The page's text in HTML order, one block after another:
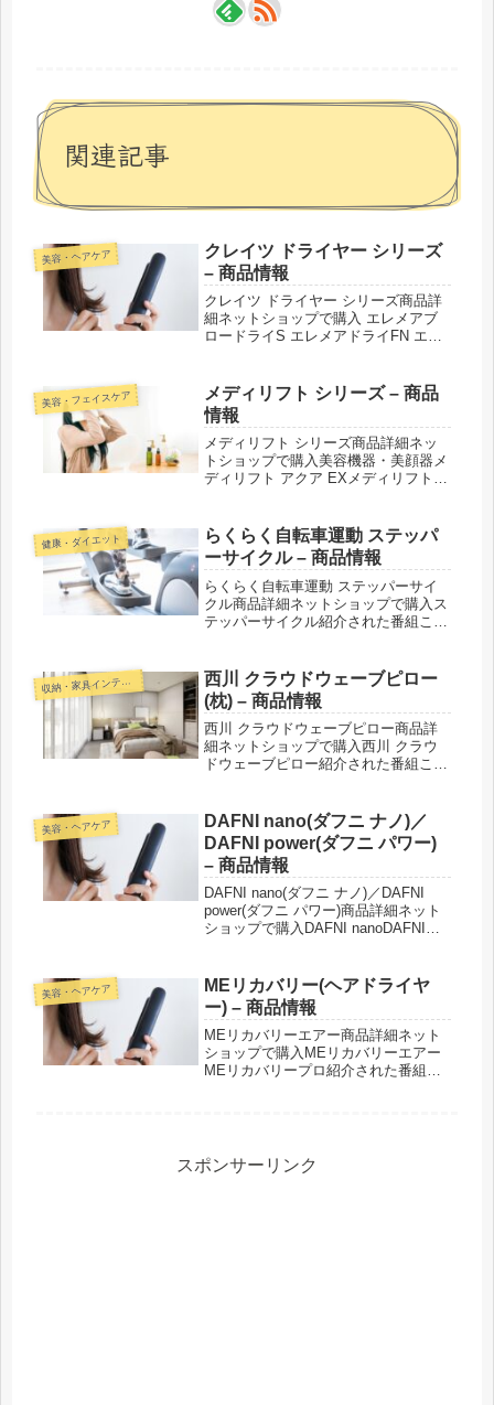
関連記事
美容・ヘアケア
クレイツ ドライヤー シリーズ
– 商品情報
クレイツ ドライヤー シリーズ商品詳
細ネットショップで購入 エレメアブ
ロードライS エレメアドライFN エレ
おススメ！
美容・フェイスケア
メディリフト シリーズ – 商品
情報
メディリフト シリーズ商品詳細ネッ
トショップで購入美容機器・美顔器メ
ディリフト アクア EXメディリフト
リフト モイスチャーセラムメディリ
フト マイクロフィラーアイメディ...
健康・ダイエット
らくらく自転車運動 ステッパ
ーサイクル – 商品情報
らくらく自転車運動 ステッパーサイ
クル商品詳細ネットショップで購入ス
テッパーサイクル紹介された番組こん
収
納・家具インテリア
西川 クラウドウェーブピロー
(枕) – 商品情報
西川 クラウドウェーブピロー商品詳
細ネットショップで購入西川 クラウ
ドウェーブピロー紹介された番組こん
美容・ヘアケア
DAFNI nano(ダフニ ナノ)／
DAFNI power(ダフニ パワー)
– 商品情報
DAFNI nano(ダフニ ナノ)／DAFNI
power(ダフニ パワー)商品詳細ネット
ショップで購入DAFNI nanoDAFNI
美容・ヘアケア
MEリカバリー(ヘアドライヤ
ー) – 商品情報
MEリカバリーエアー商品詳細ネット
ショップで購入MEリカバリーエアー
MEリカバリープロ紹介された番組こ
スポンサーリンク